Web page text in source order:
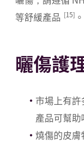
等舒緩產品 [15] 。
曬傷護
市場上有
產品可幫助
燒傷的皮